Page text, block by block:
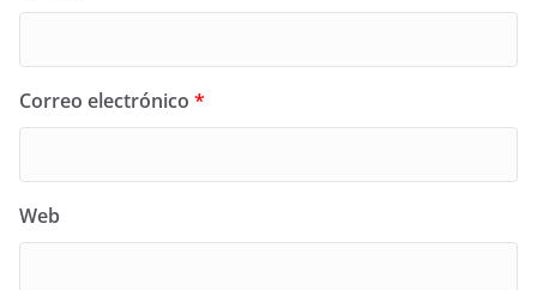
Correo electrónico *
Web